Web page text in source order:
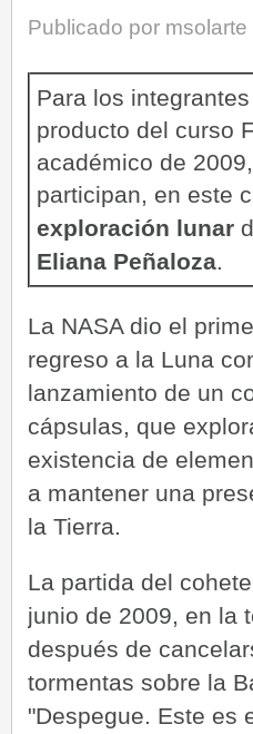
Publicado por
Para los
producto del curso
académico de
participan, en este
exploración lunar
Eliana Peñaloza
La NASA dio el
regreso a la Luna
lanzamiento de un
cápsulas, que
existencia de
a mantener una
la Tierra.
La partida del
junio de 2009, en la
después de
tormentas sobre la
"Despegue. Este es